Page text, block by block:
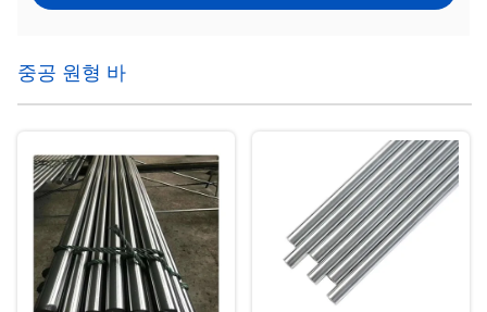
중공 원형 바